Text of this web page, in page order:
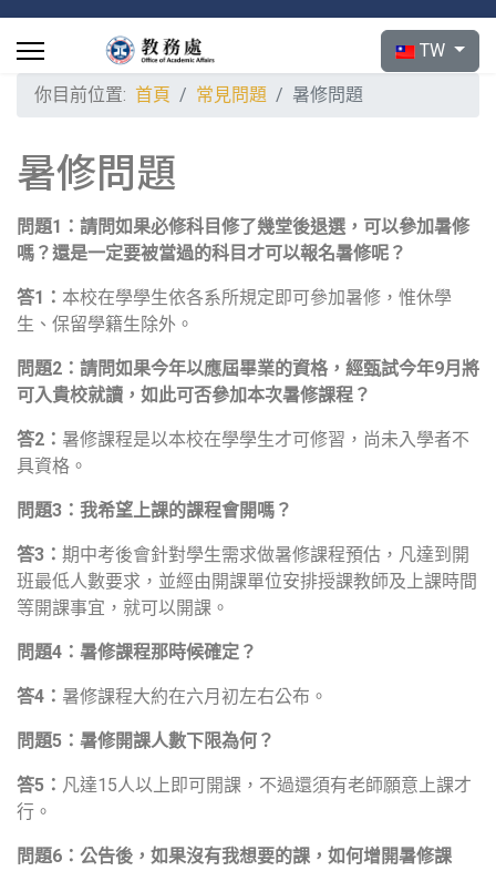
選擇你的語言
TW
你目前位置: 首頁 常見問題 暑修問題
暑修問題
問題1 ：請問如果必修科目修了幾堂後退選，可以參加暑修
嗎？還是一定要被當過的科目才可以報名暑修呢？
答1 ： 本校在學學生依各系所規定即可參加暑修，惟休學
生、保留學籍生除外。
問題2 ：請問如果今年以應屆畢業的資格，經甄試今年9月將
可入貴校就讀，如此可否參加本次暑修課程？
答2 ： 暑修課程是以本校在學學生才可修習，尚未入學者不
具資格。
問題3 ：我希望上課的課程會開嗎？
答3 ： 期中考後會針對學生需求做暑修課程預估，凡達到開
班最低人數要求，並經由開課單位安排授課教師及上課時間
等開課事宜，就可以開課。
問題4 ：暑修課程那時候確定？
答4 ： 暑修課程大約在六月初左右公布。
問題5 ：暑修開課人數下限為何？
答5 ： 凡達15人以上即可開課，不過還須有老師願意上課才
行。
問題6 ：公告後，如果沒有我想要的課，如何增開暑修課